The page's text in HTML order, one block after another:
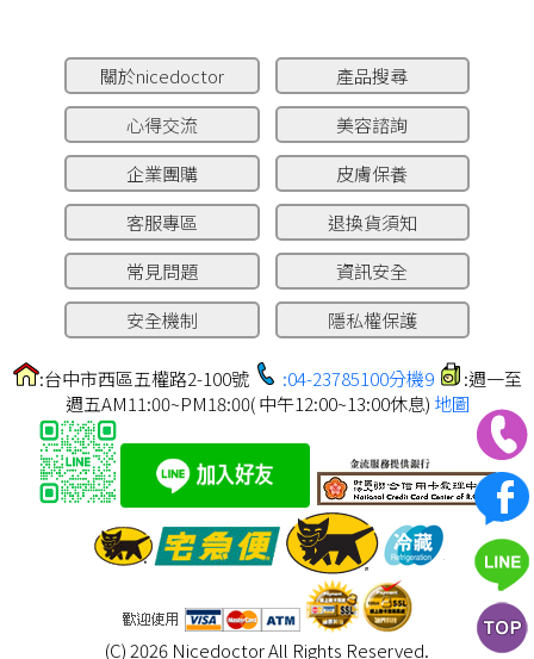
關於nicedoctor
產品搜尋
心得交流
美容諮詢
企業團購
皮膚保養
客服專區
退換貨須知
常見問題
資訊安全
安全機制
隱私權保護
:台中市西區五權路2-100號 :04-23785100分機9
:週一至
週五AM11:00~PM18:00( 中午12:00~13:00休息) 地圖
(C) 2026 Nicedoctor All Rights Reserved.